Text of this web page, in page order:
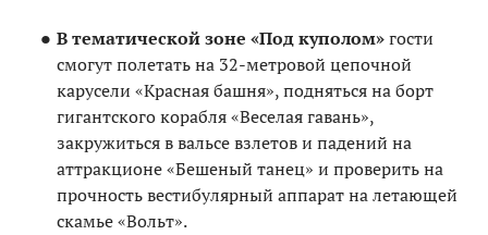
В тематической зоне «Под куполом»гости
смогут полетать на 32-метровой цепочной
карусели «Красная башня», подняться на борт
гигантского корабля «Веселая гавань»,
закружиться в вальсе взлетов и падений на
аттракционе «Бешеный танец» и проверить на
прочность вестибулярный аппарат на летающей
скамье «Вольт».